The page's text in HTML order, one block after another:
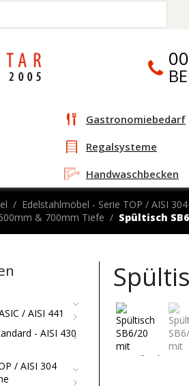
Gastronomiebedarf
Regalsysteme
Handwaschbecken
Edelstahlmöbel - Serie TOP / AISI 304
& 700mm Tiefe
Spültisch
/ AISI 441
- AISI 430
/ AISI 304